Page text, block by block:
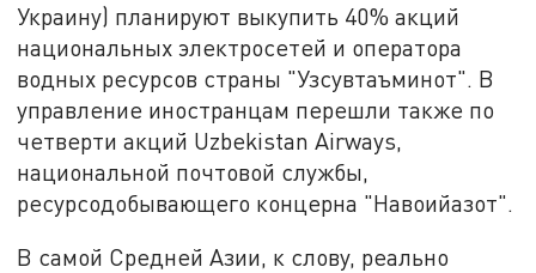
Украину) планируют выкупить 40% акций
национальных электросетей и оператора
водных ресурсов страны "Узсувтаъминот". В
управление иностранцам перешли также по
четверти акций Uzbekistan Airways,
национальной почтовой службы,
ресурсодобывающего концерна "Навоийазот".
В самой Средней Азии, к слову, реально